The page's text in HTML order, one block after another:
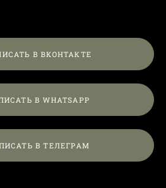
В ВКОНТАКТЕ
В WHATSAPP
В ТЕЛЕГРАМ